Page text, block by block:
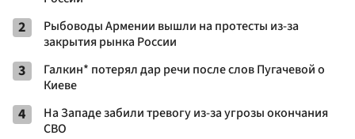
2
Рыбоводы Армении вышли на протесты из-за
закрытия рынка России
3
Галкин* потерял дар речи после слов Пугачевой о
Киеве
4
На Западе забили тревогу из-за угрозы окончания
СВО